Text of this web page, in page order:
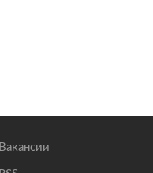
Вакансии